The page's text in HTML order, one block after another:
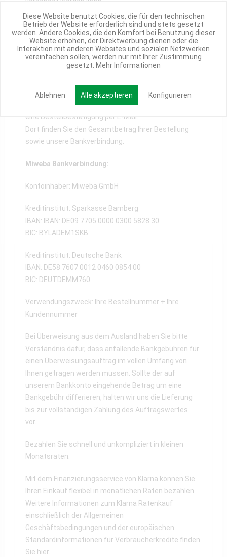
Klarna SOFORT entspricht damit den hohen
Sicherheitsstandards des Online-Bankings und
verfügt über TÜV-geprüften Datenschutz.
Nach erfolgreichem Bestellabschluss erhalten Sie
eine Bestellbestätigung per E-Mail.
Dort finden Sie den Gesamtbetrag Ihrer Bestellung
sowie unsere Bankverbindung.
Miweba Bankverbindung:
Kontoinhaber: Miweba GmbH
Kreditinstitut: Sparkasse Bamberg
IBAN: IBAN: DE09 7705 0000 0300 5828 30
BIC: BYLADEM1SKB
Kreditinstitut: Deutsche Bank
IBAN: DE58 7607 0012 0460 0854 00
BIC: DEUTDEMM760
Verwendungszweck: Ihre Bestellnummer + Ihre
Kundennummer
Bei Überweisung aus dem Ausland haben Sie bitte
Verständnis dafür, dass anfallende Bankgebühren für
einen Überweisungsauftrag im vollen Umfang von
Ihnen getragen werden müssen. Sollte der auf
unserem Bankkonto eingehende Betrag um eine
Bankgebühr differieren, halten wir uns die Lieferung
bis zur vollständigen Zahlung des Auftragswertes
vor.
Bezahlen Sie schnell und unkompliziert in kleinen
Monatsraten.
Mit dem Finanzierungsservice von Klarna können Sie
Ihren Einkauf flexibel in monatlichen Raten bezahlen.
Weitere Informationen zum Klarna Ratenkauf
einschließlich der Allgemeinen
Geschäftsbedingungen und der europäischen
Standardinformationen für Verbraucherkredite finden
Sie hier.
Diese Website benutzt Cookies, die für den technischen
Betrieb der Website erforderlich sind und stets gesetzt
werden. Andere Cookies, die den Komfort bei Benutzung dieser
Website erhöhen, der Direktwerbung dienen oder die
Interaktion mit anderen Websites und sozialen Netzwerken
vereinfachen sollen, werden nur mit Ihrer Zustimmung
gesetzt. Mehr Informationen
Ablehnen Alle akzeptieren Konfigurieren